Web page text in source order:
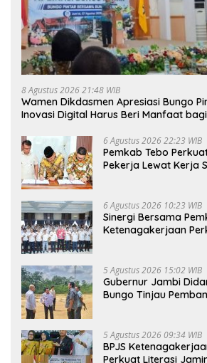
8 Agustus 2026 21:48 WIB
Wamen Dikdasmen Apresiasi Bungo
Inovasi Digital Harus Beri Manfaat
6 Agustus 2026 22:23 WIB
Pemkab Tebo
Pekerja Lewat Kerja
6 Agustus 2026 10:23 WIB
Sinergi Bersama
Ketenagakerjaan
5 Agustus 2026 15:02 WIB
Gubernur Jambi
Bungo Tinjau
5 Agustus 2026 09:34 WIB
BPJS
Perkuat Literasi